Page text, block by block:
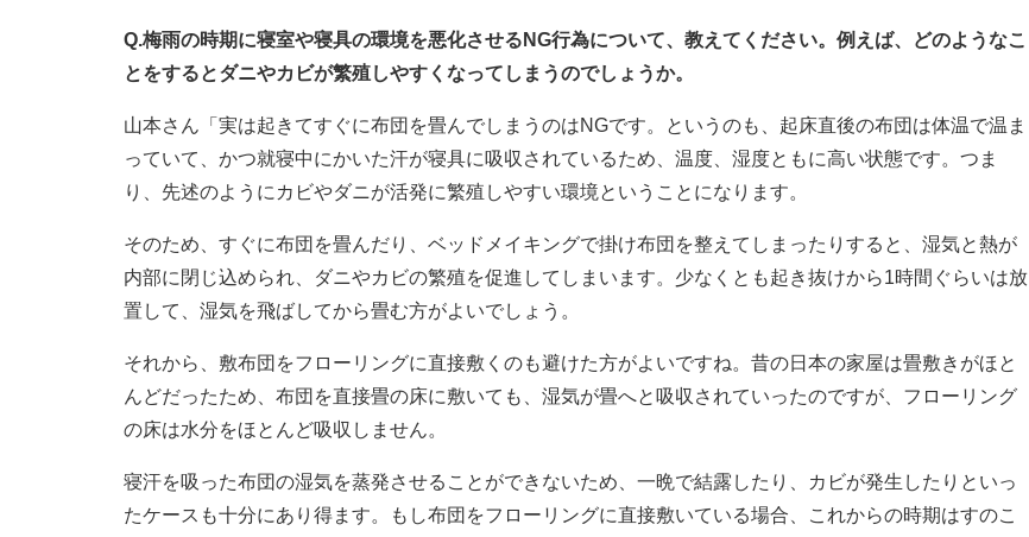
Q.梅雨の時期に寝室や寝具の環境を悪化させるNG行為について、教えてください。例えば、どのようなこ
とをするとダニやカビが繁殖しやすくなってしまうのでしょうか。
山本さん「実は起きてすぐに布団を畳んでしまうのはNGです。というのも、起床直後の布団は体温で温ま
っていて、かつ就寝中にかいた汗が寝具に吸収されているため、温度、湿度ともに高い状態です。つま
り、先述のようにカビやダニが活発に繁殖しやすい環境ということになります。
そのため、すぐに布団を畳んだり、ベッドメイキングで掛け布団を整えてしまったりすると、湿気と熱が
内部に閉じ込められ、ダニやカビの繁殖を促進してしまいます。少なくとも起き抜けから1時間ぐらいは放
置して、湿気を飛ばしてから畳む方がよいでしょう。
それから、敷布団をフローリングに直接敷くのも避けた方がよいですね。昔の日本の家屋は畳敷きがほと
んどだったため、布団を直接畳の床に敷いても、湿気が畳へと吸収されていったのですが、フローリング
の床は水分をほとんど吸収しません。
寝汗を吸った布団の湿気を蒸発させることができないため、一晩で結露したり、カビが発生したりといっ
たケースも十分にあり得ます。もし布団をフローリングに直接敷いている場合、これからの時期はすのこ